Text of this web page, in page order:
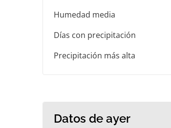
Humedad media
Días con precipitación
Precipitación más alta
Datos de ayer